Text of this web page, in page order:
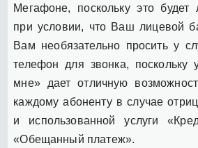
Мегафоне, поскольку это
при условии, что Ваш лицевой
Вам необязательно просить у
телефон для звонка, поскольку
мне» дает отличную
каждому абоненту в случае
и использованной услуги
«Обещанный платеж».